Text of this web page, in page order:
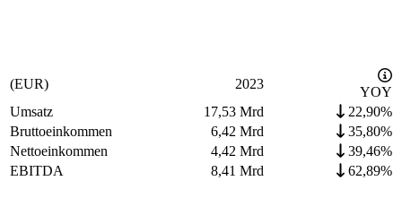
(EUR) 2023
YOY
Umsatz
17,53 Mrd
22,90%
Bruttoeinkommen
6,42 Mrd
35,80%
Nettoeinkommen
4,42 Mrd
39,46%
EBITDA
8,41 Mrd 62,89%